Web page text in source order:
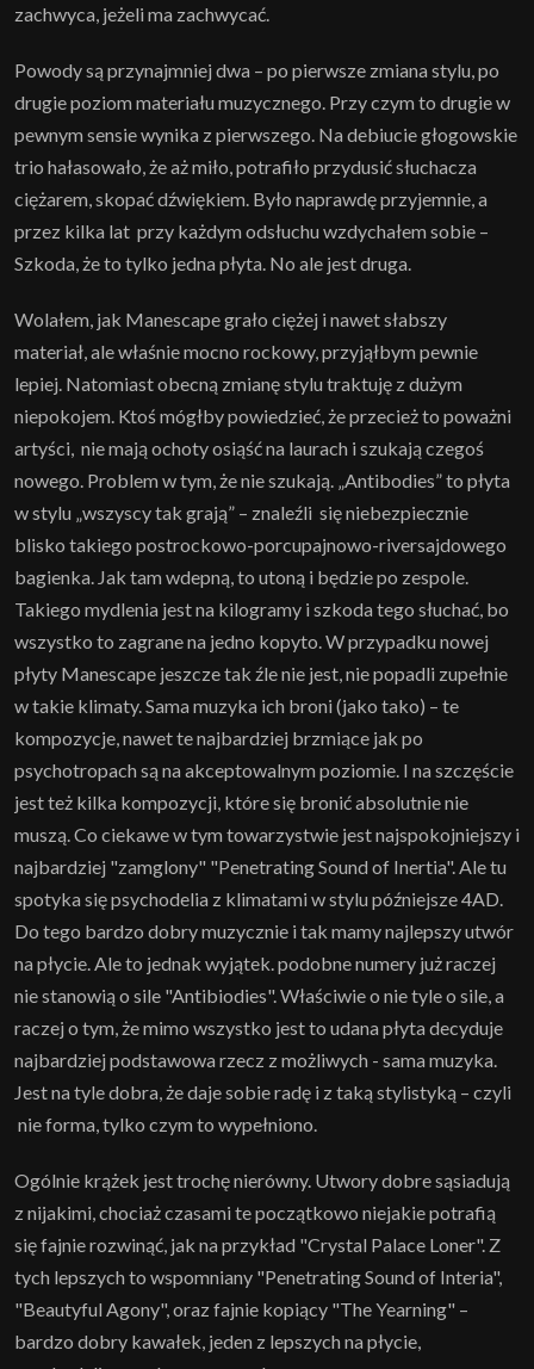
zachwyca, jeżeli ma zachwycać.
Powody są przynajmniej dwa – po pierwsze zmiana stylu, po
drugie poziom materiału muzycznego. Przy czym to drugie w
pewnym sensie wynika z pierwszego. Na debiucie głogowskie
trio hałasowało, że aż miło, potrafiło przydusić słuchacza
ciężarem, skopać dźwiękiem. Było naprawdę przyjemnie, a
przez kilka lat przy każdym odsłuchu wzdychałem sobie –
Szkoda, że to tylko jedna płyta. No ale jest druga.
Wolałem, jak Manescape grało ciężej i nawet słabszy
materiał, ale właśnie mocno rockowy, przyjąłbym pewnie
lepiej. Natomiast obecną zmianę stylu traktuję z dużym
niepokojem. Ktoś mógłby powiedzieć, że przecież to poważni
artyści, nie mają ochoty osiąść na laurach i szukają czegoś
nowego. Problem w tym, że nie szukają. „Antibodies” to płyta
w stylu „wszyscy tak grają” – znaleźli się niebezpiecznie
blisko takiego postrockowo-porcupajnowo-riversajdowego
bagienka. Jak tam wdepną, to utoną i będzie po zespole.
Takiego mydlenia jest na kilogramy i szkoda tego słuchać, bo
wszystko to zagrane na jedno kopyto. W przypadku nowej
płyty Manescape jeszcze tak źle nie jest, nie popadli zupełnie
w takie klimaty. Sama muzyka ich broni (jako tako) – te
kompozycje, nawet te najbardziej brzmiące jak po
psychotropach są na akceptowalnym poziomie. I na szczęście
jest też kilka kompozycji, które się bronić absolutnie nie
muszą. Co ciekawe w tym towarzystwie jest najspokojniejszy i
najbardziej "zamglony" "Penetrating Sound of Inertia". Ale tu
spotyka się psychodelia z klimatami w stylu późniejsze 4AD.
Do tego bardzo dobry muzycznie i tak mamy najlepszy utwór
na płycie. Ale to jednak wyjątek. podobne numery już raczej
nie stanowią o sile "Antibiodies". Właściwie o nie tyle o sile, a
raczej o tym, że mimo wszystko jest to udana płyta decyduje
najbardziej podstawowa rzecz z możliwych - sama muzyka.
Jest na tyle dobra, że daje sobie radę i z taką stylistyką – czyli
nie forma, tylko czym to wypełniono.
Ogólnie krążek jest trochę nierówny. Utwory dobre sąsiadują
z nijakimi, chociaż czasami te początkowo niejakie potrafią
się fajnie rozwinąć, jak na przykład "Crystal Palace Loner". Z
tych lepszych to wspomniany "Penetrating Sound of Interia",
"Beautyful Agony", oraz fajnie kopiący "The Yearning" –
bardzo dobry kawałek, jeden z lepszych na płycie,